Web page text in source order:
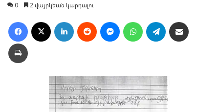
0
2 վայրկեան կարդալու
Facebook LinkedIn Reddit MessengerWhatsAppTelegram
Տպել